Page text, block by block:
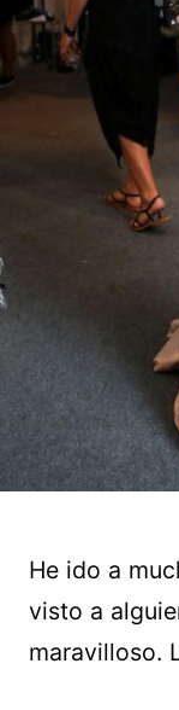
He ido a
visto a
maravilloso.